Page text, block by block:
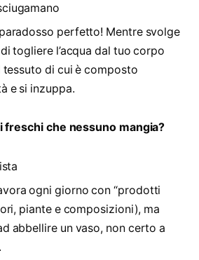
perfetto! Mentre svolge
togliere l’acqua dal tuo corpo
tessuto di cui è composto
e si inzuppa.
freschi che nessuno mangia?
ogni giorno con “prodotti
piante e composizioni), ma
abbellire un vaso, non certo a